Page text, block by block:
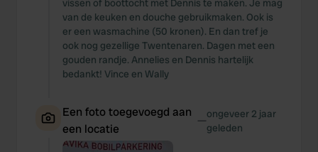
vissen of boottocht met Dennis te maken. Je mag
van de keuken en douche gebruikmaken. Ook is
er een wasmachine (50 kronen). En dan tref je
ook nog gezellige Twentenaren. Dagen met een
gouden randje. Annelies en Dennis hartelijk
bedankt! Vince en Wally
Een foto toegevoegd aan
een locatie
—ongeveer 2 jaar
geleden